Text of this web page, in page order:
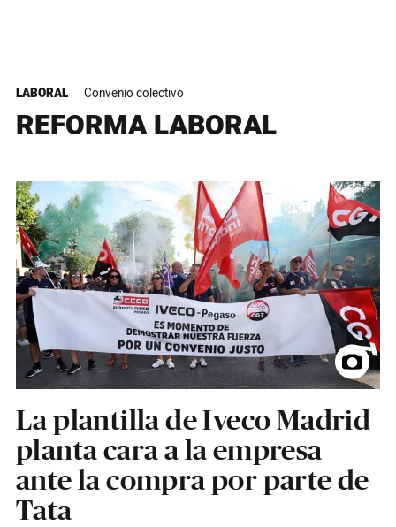
LABORAL Convenio colectivo
REFORMA LABORAL
La plantilla de Iveco Madrid
planta cara a la empresa
ante la compra por parte de
Tata